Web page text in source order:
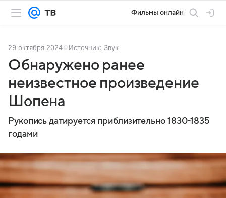
Фильмы онлайн
29 октября 2024 Источник: Звук
Обнаружено ранее
неизвестное произведение
Шопена
Рукопись датируется приблизительно 1830-1835
годами